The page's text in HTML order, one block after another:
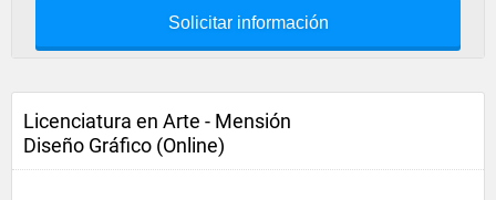
Solicitar información
Licenciatura en Arte - Mensión
Diseño Gráfico (Online)